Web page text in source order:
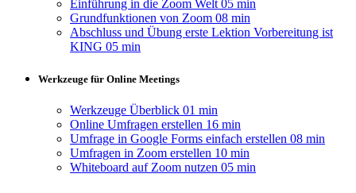
Einführung in die Zoom Welt 05 min
Grundfunktionen von Zoom 08 min
Abschluss und Übung erste Lektion Vorbereitung ist
KING 05 min
Werkzeuge für Online Meetings
Werkzeuge Überblick 01 min
Online Umfragen erstellen 16 min
Umfrage in Google Forms einfach erstellen 08 min
Umfragen in Zoom erstellen 10 min
Whiteboard auf Zoom nutzen 05 min